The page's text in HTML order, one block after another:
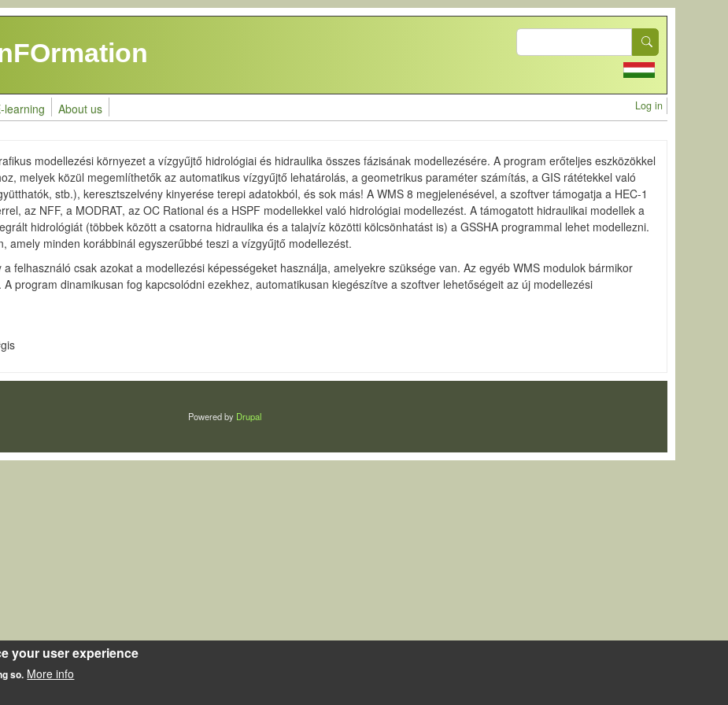
Search
learning About us User
Log in
modellezési környezet a vízgyűjtő hidrológiai és hidraulika összes fázisának modellezésére. A program erőteljes eszközökkel
melyek közül megemlíthetők az automatikus vízgyűjtő lehatárolás, a geometrikus paraméter számítás, a GIS rátétekkel való
stb.), keresztszelvény kinyerése terepi adatokból, és sok más! A WMS 8 megjelenésével, a szoftver támogatja a HEC-1
az NFF, a MODRAT, az OC Rational és a HSPF modellekkel való hidrológiai modellezést. A támogatott hidraulikai modellek a
hidrológiát (többek között a csatorna hidraulika és a talajvíz közötti kölcsönhatást is) a GSSHA programmal lehet modellezni.
amely minden korábbinál egyszerűbbé teszi a vízgyűjtő modellezést.
felhasználó csak azokat a modellezési képességeket használja, amelyekre szüksége van. Az egyéb WMS modulok bármikor
program dinamikusan fog kapcsolódni ezekhez, automatikusan kiegészítve a szoftver lehetőségeit az új modellezési
Powered by Drupal
your user experience
so. More info